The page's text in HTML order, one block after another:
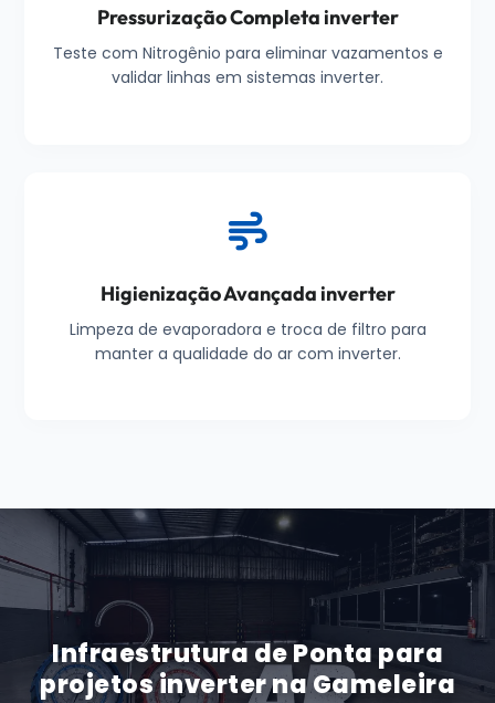
Pressurização Completa inverter
Teste com Nitrogênio para eliminar vazamentos e
validar linhas em sistemas inverter.
Higienização Avançada inverter
Limpeza de evaporadora e troca de filtro para
manter a qualidade do ar com inverter.
Infraestrutura de Ponta para
projetos inverter na Gameleira